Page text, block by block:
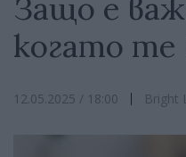
Защо е
когато те
12.05.2025 / 18:00 Bright